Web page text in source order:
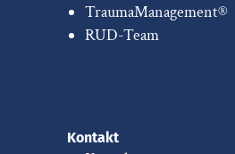
TraumaManagement®
RUD-Team
Kontakt